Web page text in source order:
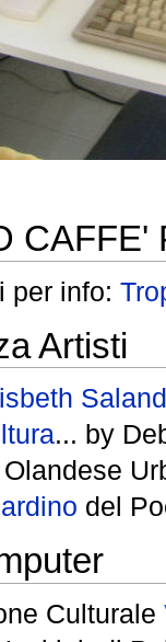
CAFFE'
per info:
Artisti
... by
del
Culturale